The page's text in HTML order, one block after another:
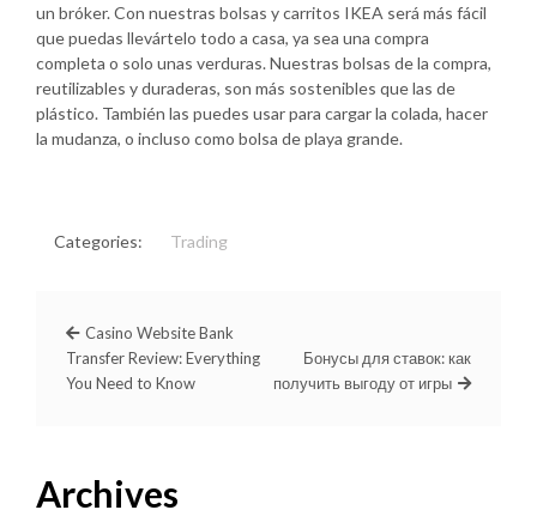
un bróker. Con nuestras bolsas y carritos IKEA será más fácil
que puedas llevártelo todo a casa, ya sea una compra
completa o solo unas verduras. Nuestras bolsas de la compra,
reutilizables y duraderas, son más sostenibles que las de
plástico. También las puedes usar para cargar la colada, hacer
la mudanza, o incluso como bolsa de playa grande.
Categories: Trading
Casino Website Bank
Transfer Review: Everything
You Need to Know
Бонусы для ставок: как
получить выгоду от игры
Archives